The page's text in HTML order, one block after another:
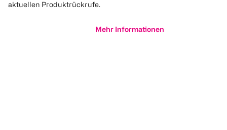
aktuellen Produktrückrufe.
Mehr Informationen